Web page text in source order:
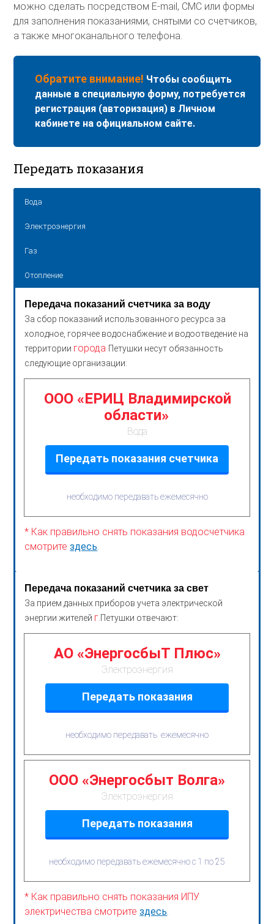
можно сделать посредством E-mail, СМС или формы
для заполнения показаниями, снятыми со счетчиков,
а также многоканального телефона.
Обратите внимание! Чтобы сообщить
данные в специальную форму, потребуется
регистрация (авторизация) в Личном
кабинете на официальном сайте.
Передать показания
Вода
Электроэнергия
Газ
Отопление
Передача показаний счетчика за воду
За сбор показаний использованного ресурса за
холодное, горячее водоснабжение и водоотведение на
территории города Петушки несут обязанность
следующие организации:
ООО «ЕРИЦ Владимирской
области»
Вода
Передать показания счетчика
необходимо передавать ежемесячно
* Как правильно снять показания водосчетчика
смотритездесь
Передача показаний счетчика за свет
За прием данных приборов учета электрической
энергии жителей г. Петушки отвечают:
АО «ЭнергосбыТ Плюс»
Электроэнергия
Передать показания
необходимо передавать ежемесячно
ООО «Энергосбыт Волга»
Электроэнергия
Передать показания
необходимо передавать ежемесячно с 1 по 25
* Как правильно снять показания ИПУ
электричества смотритездесь